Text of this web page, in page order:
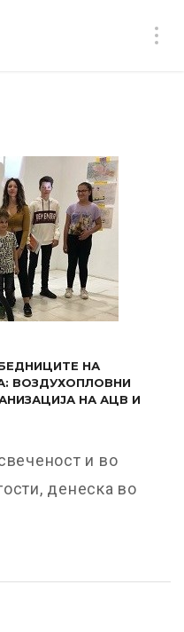
НА
ВОЗДУХОПЛОВНИ
НА АЦВ И
и во
денеска во